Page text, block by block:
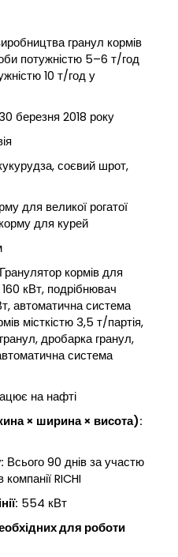
гранул кормів
потужністю 5–6 т/год
10 т/год у
30 березня 2018 року
соєвий шрот,
для великої рогатої
для курей
Гранулятор кормів для
кВт, подрібнювач
автоматична система
місткістю 3,5 т/партія,
дробарка гранул,
система
на нафті
× ширина × висота):
Всього 90 днів за участю
RICHI
554 кВт
для роботи